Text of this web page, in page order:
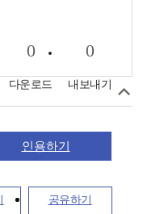
0
다운로드
0
내보내기
인용하기
공유하기